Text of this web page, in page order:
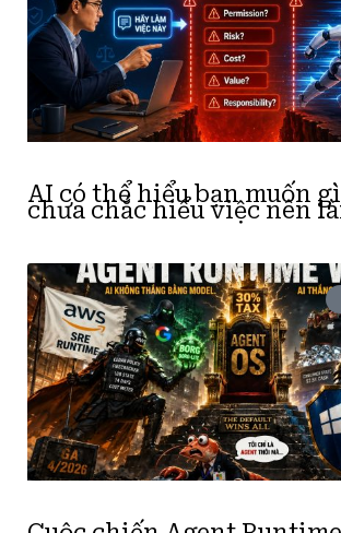
AI có thể hiểu bạn muốn
chưa chắc hiểu việc nên